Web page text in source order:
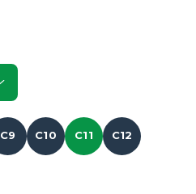
C9 C10 C11 C12